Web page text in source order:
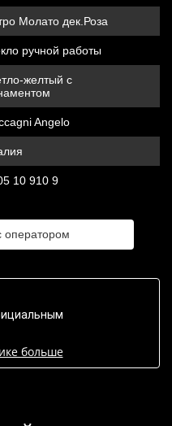
Молато дек.Роза
ручной работы
желтый с
Angelo
10 910 9
оператором
больше